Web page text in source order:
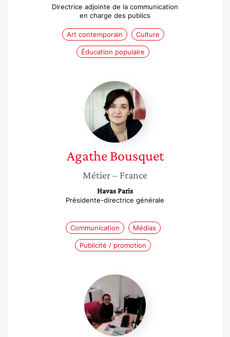
Directrice adjointe de la communication
en charge des publics
Art contemporain Culture
Éducation populaire
Agathe
Bousquet
Agathe Bousquet
Métier– France
Havas Paris
Présidente-directrice générale
Communication Médias
Publicité / promotion
Ny
Hasina
Ramahenina